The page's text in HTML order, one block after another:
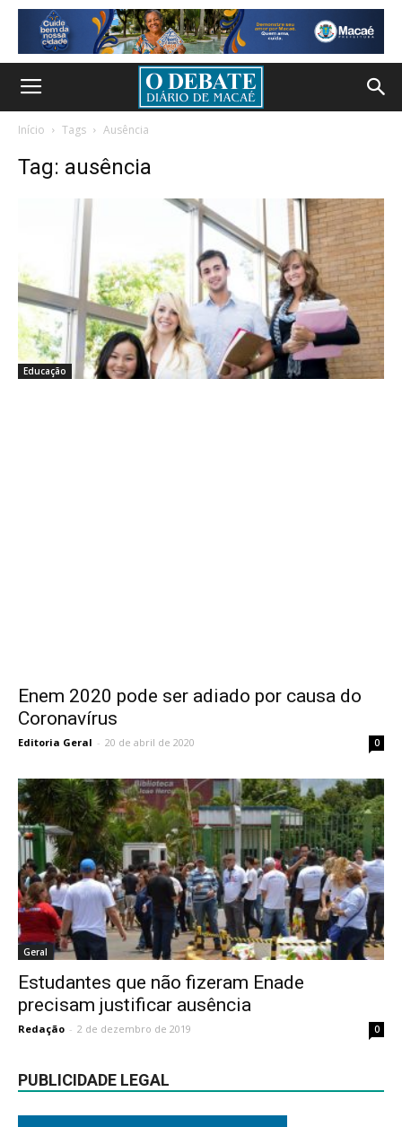
Início Tags Ausência
Tag: ausência
Educação
Enem 2020 pode ser adiado por causa do
Coronavírus
Editoria Geral - 20 de abril de 2020 0
Geral
Estudantes que não fizeram Enade
precisam justificar ausência
Redação - 2 de dezembro de 2019 0
PUBLICIDADE LEGAL